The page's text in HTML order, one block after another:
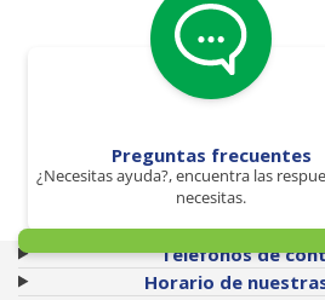
Preguntas frecuentes
¿Necesitas ayuda?, encuentra las
necesitas.
Teléfonos de
Horario de